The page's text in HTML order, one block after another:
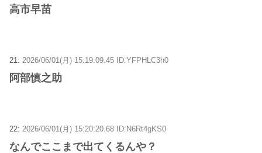
高市早苗
21: 2026/06/01(月) 15:19:09.45 ID:YFPHLC3h0
阿部慎之助
22: 2026/06/01(月) 15:20:20.68 ID:N6Rt4gKS0
なんでここまで出てくるんや？